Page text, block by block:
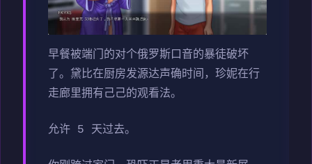
早餐被端门的对个俄罗斯口音的暴徒破坏
了。黛比在厨房发源达声确时间，珍妮在行
走廊里拥有己己的观看法。
允许 5 天过去。